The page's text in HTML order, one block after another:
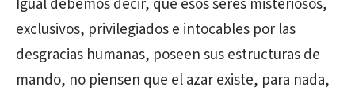
Igual debemos decir, que esos seres misteriosos,
exclusivos, privilegiados e intocables por las
desgracias humanas, poseen sus estructuras de
mando, no piensen que el azar existe, para nada,